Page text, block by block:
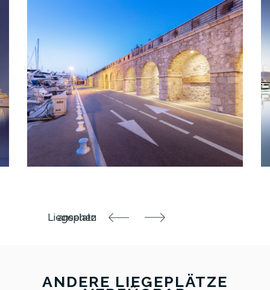
ANDERE LIEGEPLÄTZE